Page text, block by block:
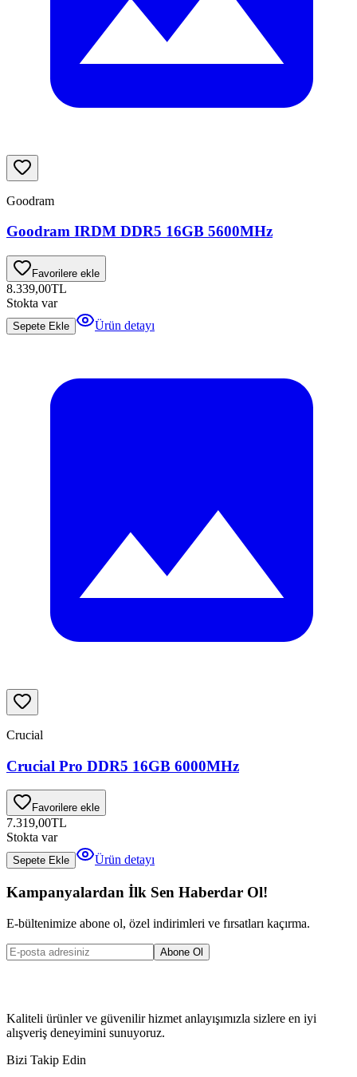
Goodram
Goodram IRDM DDR5 16GB 5600MHz
Favorilere ekle
8.339,00TL
Stokta var
Sepete Ekle Ürün detayı
Crucial
Crucial Pro DDR5 16GB 6000MHz
Favorilere ekle
7.319,00TL
Stokta var
Sepete Ekle Ürün detayı
Kampanyalardan İlk Sen Haberdar Ol!
E-bültenimize abone ol, özel indirimleri ve fırsatları kaçırma.
Abone Ol
Kaliteli ürünler ve güvenilir hizmet anlayışımızla sizlere en iyi
alışveriş deneyimini sunuyoruz.
Bizi Takip Edin